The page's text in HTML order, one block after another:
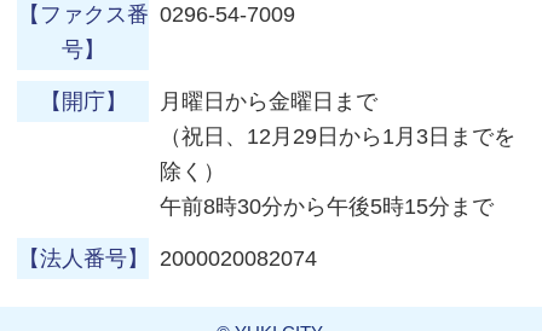
【ファクス番
号】
0296-54-7009
【開庁】
月曜日から金曜日まで
（祝日、12月29日から1月3日までを
除く）
午前8時30分から午後5時15分まで
【法人番号】 2000020082074